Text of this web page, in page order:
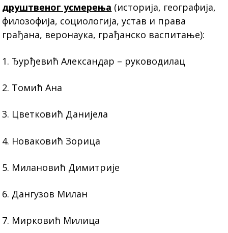
друштвеног усмерења (историја, географија,
филозофија, социологија, устав и права
грађана, веронаука, грађанско васпитање):
1. Ђурђевић Александар – руководилац
2. Томић Ана
3. Цветковић Данијела
4. Новаковић Зорица
5. Милановић Димитрије
6. Дангузов Милан
7. Мирковић Милица